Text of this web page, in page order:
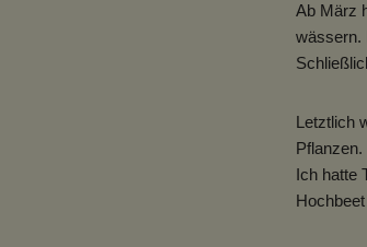
Ab März
wässern.
Letztlich
Ich hatte